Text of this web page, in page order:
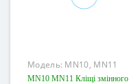
Модель: MN10, MN11
MN10 MN11 Кліщі змінного